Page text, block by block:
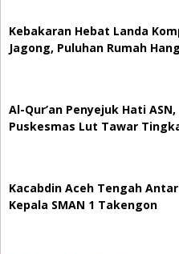
Kebakaran Hebat Landa
Jagong, Puluhan Rumah
Al-Qur’an Penyejuk Hati
Puskesmas Lut Tawar
Kacabdin Aceh Tengah
Kepala SMAN 1 Takengon